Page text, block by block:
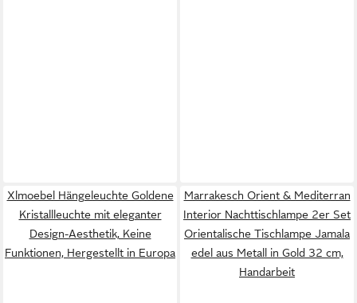
Xlmoebel Hängeleuchte Goldene
Kristallleuchte mit eleganter
Design-Aesthetik, Keine
Funktionen, Hergestellt in Europa
Marrakesch Orient & Mediterran
Interior Nachttischlampe 2er Set
Orientalische Tischlampe Jamala
edel aus Metall in Gold 32 cm,
Handarbeit